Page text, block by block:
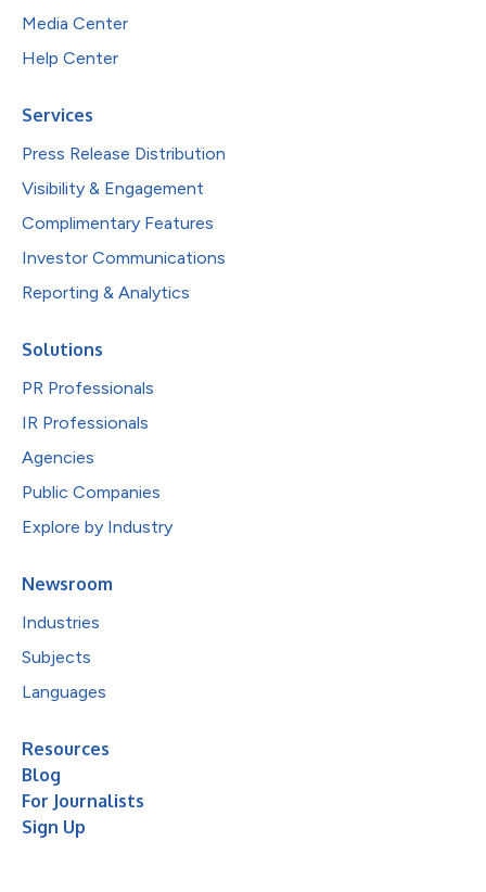
Media Center
Help Center
Services
Press Release Distribution
Visibility & Engagement
Complimentary Features
Investor Communications
Reporting & Analytics
Solutions
PR Professionals
IR Professionals
Agencies
Public Companies
Explore by Industry
Newsroom
Industries
Subjects
Languages
Resources
Blog
For Journalists
Sign Up